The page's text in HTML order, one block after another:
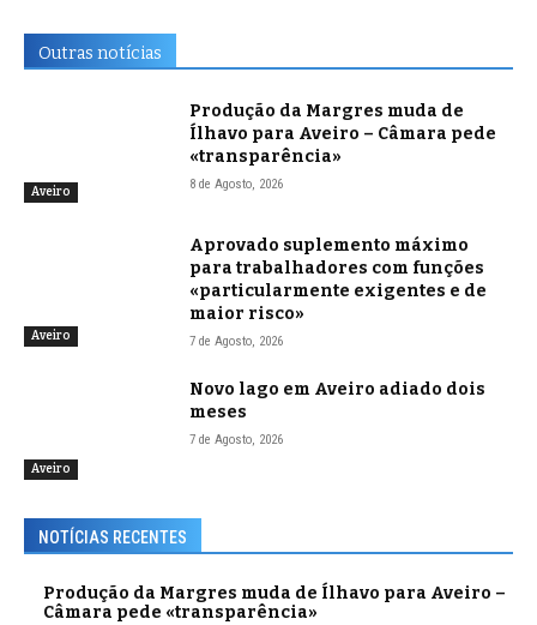
Outras notícias
Aveiro
Produção da Margres muda de
Ílhavo para Aveiro – Câmara pede
«transparência»
8 de Agosto, 2026
Aveiro
Aprovado suplemento máximo
para trabalhadores com funções
«particularmente exigentes e de
maior risco»
7 de Agosto, 2026
Aveiro
Novo lago em Aveiro adiado dois
meses
7 de Agosto, 2026
NOTÍCIAS RECENTES
Produção da Margres muda de Ílhavo para Aveiro –
Câmara pede «transparência»